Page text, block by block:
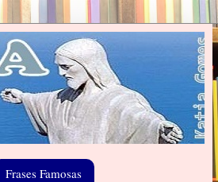
Frases Famosas